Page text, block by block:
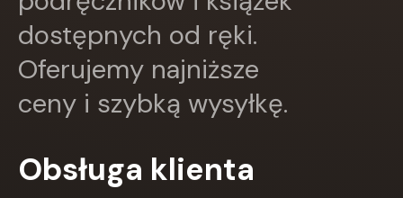
ESPRIT
Express Publishing
FABRYKA SŁÓW
FENIX
FRONDA
Greg
GRUPA IMAGE
dostępnych od ręki.
Oferujemy najniższe
ceny i szybką wysyłkę.
Obsługa klienta